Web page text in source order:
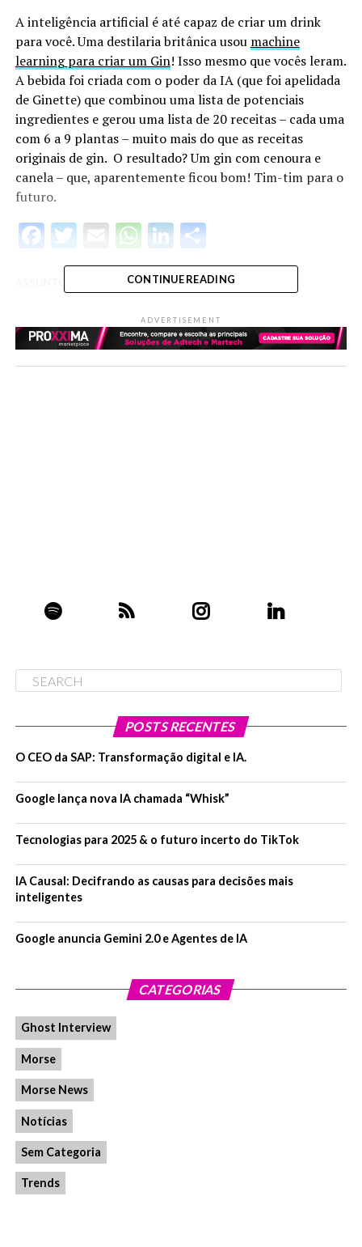
A inteligência artificial é até capaz de criar um drink
para você. Uma destilaria britânica usou machine
learning para criar um Gin! Isso mesmo que vocês leram.
A bebida foi criada com o poder da IA (que foi apelidada
de Ginette) que combinou uma lista de potenciais
ingredientes e gerou uma lista de 20 receitas – cada uma
com 6 a 9 plantas – muito mais do que as receitas
originais de gin. O resultado? Um gin com cenoura e
canela – que, aparentemente ficou bom! Tim-tim para o
futuro.
Facebook
Twitter
Email
WhatsApp
LinkedIn
Share
ASSUNTOS RELACIONADOS:
Brasil na mira da Amazon
DON'T MISS
O melhor jogador para o seu time
CONTINUE READING
ADVERTISEMENT
POSTS RECENTES
O CEO da SAP: Transformação digital e IA.
Google lança nova IA chamada “Whisk”
Tecnologias para 2025 & o futuro incerto do TikTok
IA Causal: Decifrando as causas para decisões mais
inteligentes
Google anuncia Gemini 2.0 e Agentes de IA
CATEGORIAS
Ghost Interview
Morse
Morse News
Notícias
Sem Categoria
Trends